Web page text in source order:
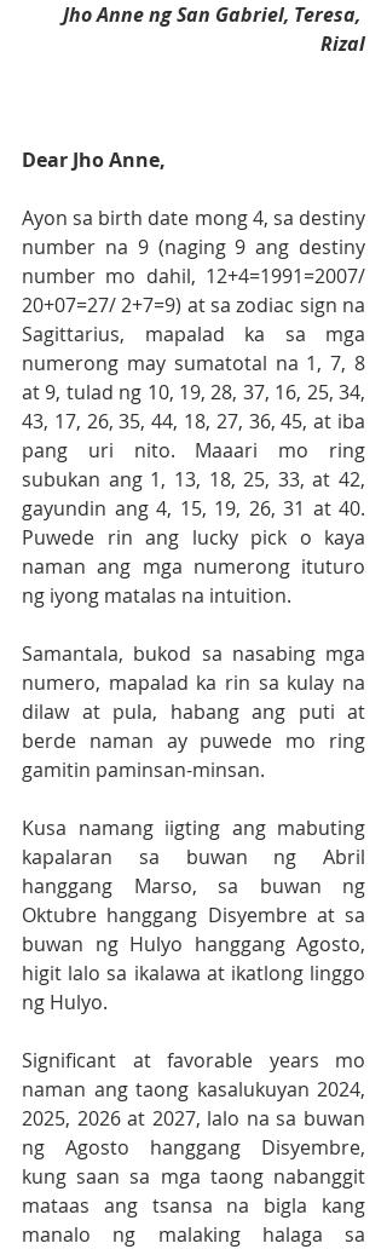
Jho Anne ng San Gabriel, Teresa,
Rizal
Dear Jho Anne,
Ayon sa birth date mong 4, sa destiny
number na 9 (naging 9 ang destiny
number mo dahil, 12+4=1991=2007/
20+07=27/ 2+7=9) at sa zodiac sign na
Sagittarius, mapalad ka sa mga
numerong may sumatotal na 1, 7, 8
at 9, tulad ng 10, 19, 28, 37, 16, 25, 34,
43, 17, 26, 35, 44, 18, 27, 36, 45, at iba
pang uri nito. Maaari mo ring
subukan ang 1, 13, 18, 25, 33, at 42,
gayundin ang 4, 15, 19, 26, 31 at 40.
Puwede rin ang lucky pick o kaya
naman ang mga numerong ituturo
ng iyong matalas na intuition.
Samantala, bukod sa nasabing mga
numero, mapalad ka rin sa kulay na
dilaw at pula, habang ang puti at
berde naman ay puwede mo ring
gamitin paminsan-minsan.
Kusa namang iigting ang mabuting
kapalaran sa buwan ng Abril
hanggang Marso, sa buwan ng
Oktubre hanggang Disyembre at sa
buwan ng Hulyo hanggang Agosto,
higit lalo sa ikalawa at ikatlong linggo
ng Hulyo.
Significant at favorable years mo
naman ang taong kasalukuyan 2024,
2025, 2026 at 2027, lalo na sa buwan
ng Agosto hanggang Disyembre,
kung saan sa mga taong nabanggit
mataas ang tsansa na bigla kang
manalo ng malaking halaga sa